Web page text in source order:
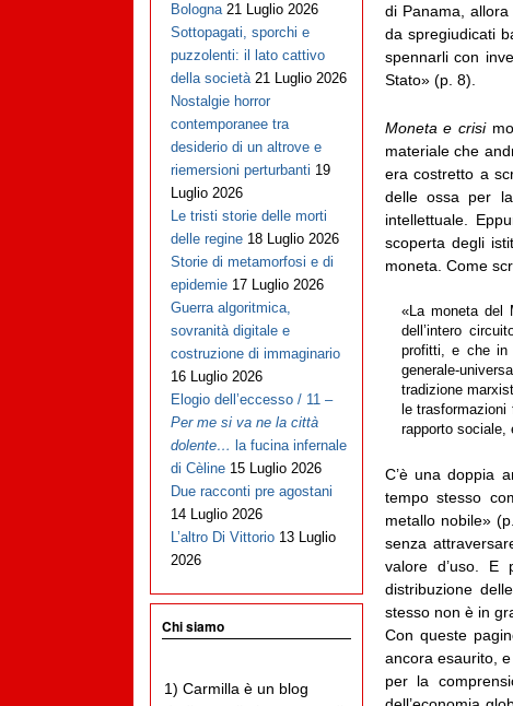
di Panama,
da spregiudicati
spennarli con
Stato» (p. 8).
Moneta e crisi
materiale che
era costretto a
delle ossa per
intellettuale.
scoperta degli
moneta. Come
«La moneta del
dell’intero
profitti, e che in
generale-
tradizione
le
rapporto sociale,
C’è una doppia
tempo stesso
metallo nobile»
senza
valore d’uso. E
distribuzione
stesso non è in
Con queste
ancora esaurito,
per la
Bologna 21 Luglio 2026
Sottopagati, sporchi e
puzzolenti: il lato cattivo
della società 21 Luglio 2026
Nostalgie horror
contemporanee tra
desiderio di un altrove e
riemersioni perturbanti 19
Luglio 2026
Le tristi storie delle morti
delle regine 18 Luglio 2026
Storie di metamorfosi e di
epidemie 17 Luglio 2026
Guerra algoritmica,
sovranità digitale e
costruzione di immaginario
16 Luglio 2026
Elogio dell’eccesso / 11 –
Per me si va ne la città
dolente… la fucina infernale
di Cèline 15 Luglio 2026
Due racconti pre agostani
14 Luglio 2026
L’altro Di Vittorio 13 Luglio
2026
Chi siamo
1) Carmilla è un blog